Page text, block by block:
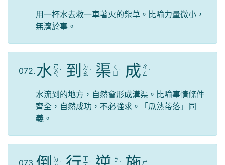
用一杯水去救一車著火的柴草。比喻力量微小，
無濟於事。
072. 水 ㄕ
ㄨ
ㄟ
ˇ 到
ㄉ
ㄠ ˋ 渠 ㄑ
ˊ 成 ㄔ
ㄥ ˊ
水流到的地方，自然會形成溝渠。比喻事情條件
齊全，自然成功，不必強求。「瓜熟蒂落」同
義。
073.
ㄉ
ˋ
ㄒ
ㄧ ˊ
ㄋ
ˋ ㄕ